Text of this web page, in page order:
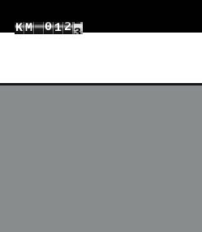
KM
0176
7